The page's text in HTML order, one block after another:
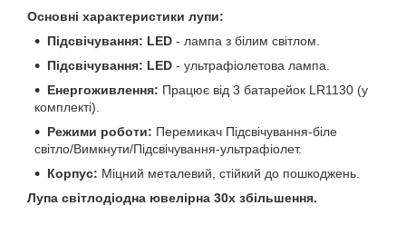
Основні характеристики лупи:
Підсвічування: LED - лампа з білим світлом.
Підсвічування: LED - ультрафіолетова лампа.
Енергоживлення: Працює від 3 батарейок LR1130 (у
комплекті).
Режими роботи: Перемикач Підсвічування-біле
світло/Вимкнути/Підсвічування-ультрафіолет.
Корпус: Міцний металевий, стійкий до пошкоджень.
Лупа світлодіодна ювелірна 30х збільшення.